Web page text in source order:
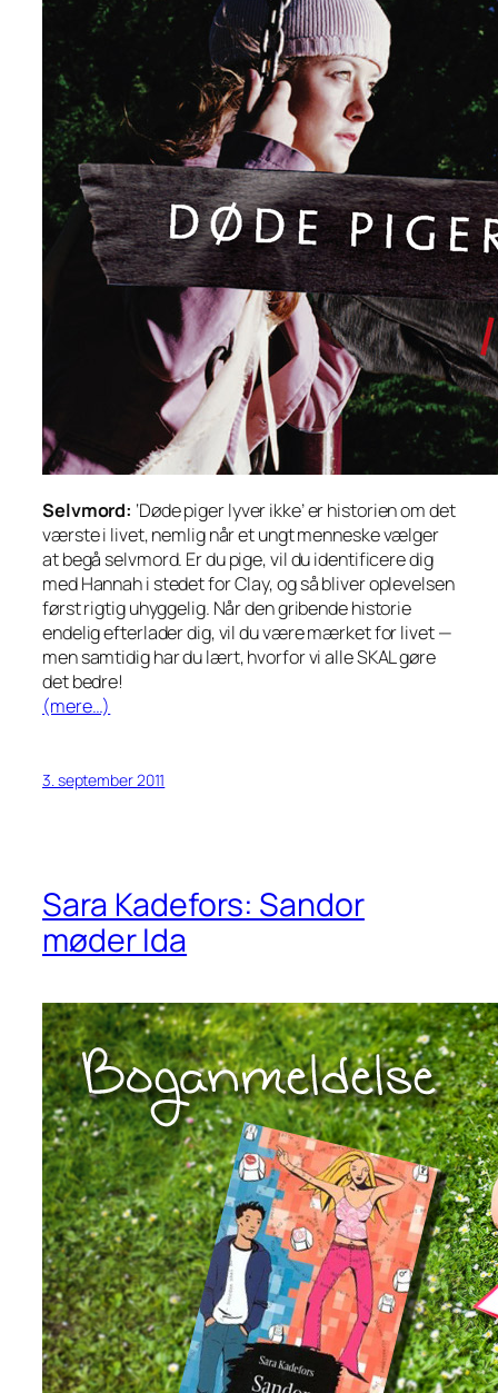
Selvmord: ‘Døde piger lyver ikke’ er historien om det
værste i livet, nemlig når et ungt menneske vælger
at begå selvmord. Er du pige, vil du identificere dig
med Hannah i stedet for Clay, og så bliver oplevelsen
først rigtig uhyggelig. Når den gribende historie
endelig efterlader dig, vil du være mærket for livet —
men samtidig har du lært, hvorfor vi alle SKAL gøre
det bedre!
(mere…)
3. september 2011
Sara Kadefors: Sandor
møder Ida